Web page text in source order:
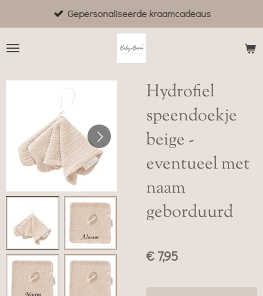
direct
naar
hoofdinhoud
Gepersonaliseerde kraamcadeaus
Hydrofiel
speendoekje
beige -
eventueel met
naam
geborduurd
€ 7,95